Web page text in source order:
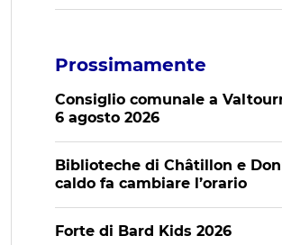
Prossimamente
Consiglio comunale a
6 agosto 2026
Biblioteche di Châtillon e
caldo fa cambiare l’orario
Forte di Bard Kids 2026